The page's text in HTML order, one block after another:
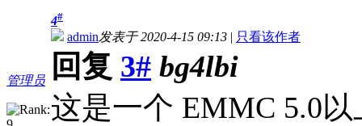
管理员
4#
admin发表于 2020-4-15 09:13 | 只看该作者
回复 3# bg4lbi
这是一个 EMMC 5.0